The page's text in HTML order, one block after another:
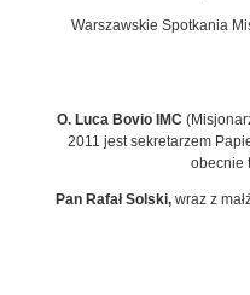
Warszawskie Spotkania
O. Luca Bovio IMC
2011 jest sekretarzem
obecnie
Pan Rafał Solski,wraz z